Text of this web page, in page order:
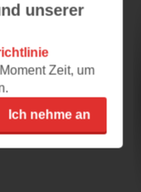
Buch für
unserer
Zeit, um
Ich nehme an